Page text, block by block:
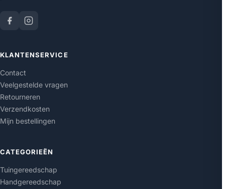
KLANTENSERVICE
Contact
Veelgestelde vragen
Retourneren
Verzendkosten
Mijn bestellingen
CATEGORIEËN
Tuingereedschap
Handgereedschap